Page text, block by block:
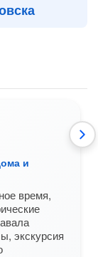
и
время,
экскурсия